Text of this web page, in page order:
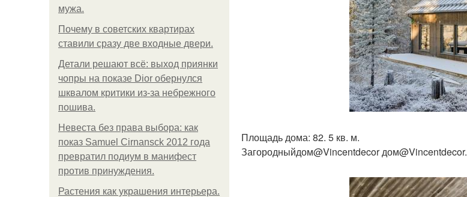
мужа.
Почему в советских квартирах
ставили сразу две входные двери.
Детали решают всё: выход приянки
чопры на показе Dior обернулся
шквалом критики из-за небрежного
пошива.
Невеста без права выбора: как
показ Samuel Cirnansck 2012 года
превратил подиум в манифест
против принуждения.
Растения как украшения интерьера.
Площадь дома: 82. 5 кв. м.
Загородныйдом@Vincentdecor дом@Vincentdecor.